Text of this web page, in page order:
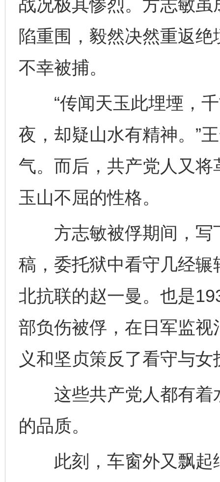
战况极其惨烈。方志敏
陷重围，毅然决然重返
不幸被捕。
“传闻天玉此埋堙，千
夜，却疑山水有精神。”
气。而后，共产党人又
玉山不屈的性格。
方志敏被俘期间，写
稿，委托狱中看守几经
北抗联的赵一曼。也是
部负伤被俘，在日军监
义和坚贞策反了看守与女
这些共产党人都有着
的品质。
此刻，车窗外又飘起